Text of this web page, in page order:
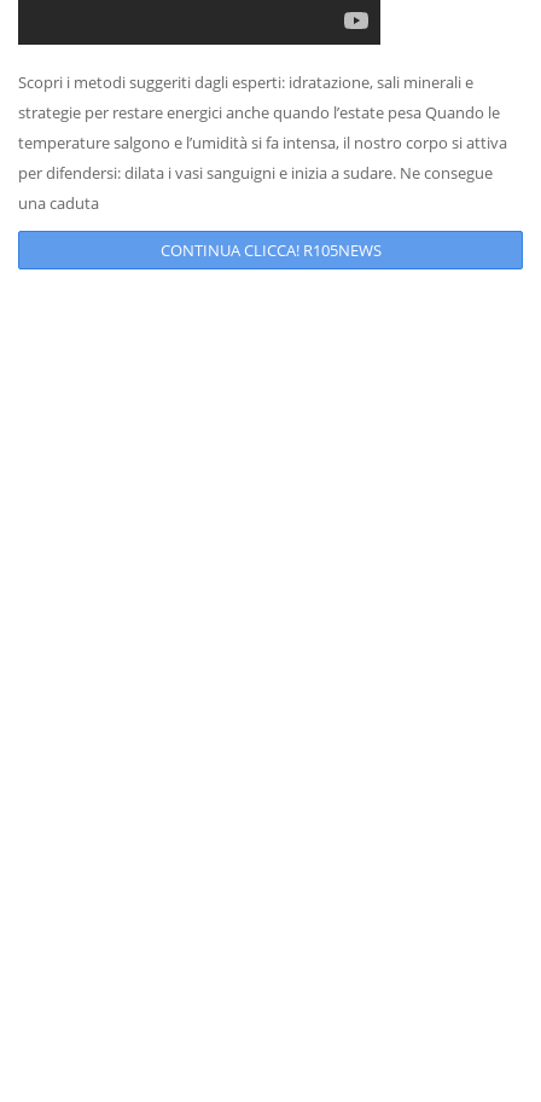
Scopri i metodi suggeriti dagli esperti: idratazione, sali minerali e
strategie per restare energici anche quando l’estate pesa Quando le
temperature salgono e l’umidità si fa intensa, il nostro corpo si attiva
per difendersi: dilata i vasi sanguigni e inizia a sudare. Ne consegue
una caduta
CONTINUA CLICCA! R105NEWS